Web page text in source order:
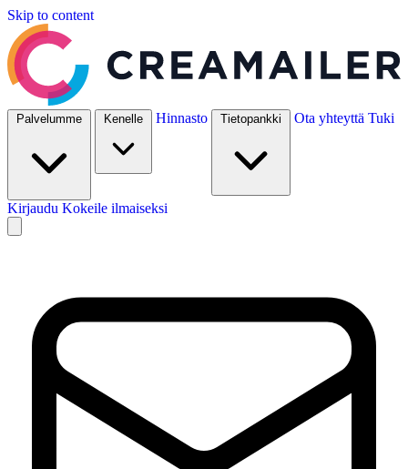
Skip to content
Palvelumme Kenelle Hinnasto Tietopankki Ota yhteyttä Tuki
Kirjaudu Kokeile ilmaiseksi